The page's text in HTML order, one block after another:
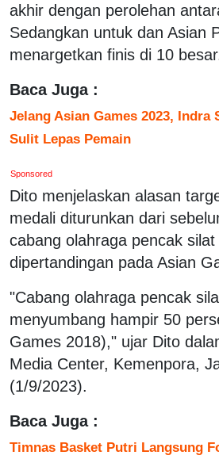
akhir dengan perolehan
Sedangkan untuk dan Asian
menargetkan finis di 10
Baca Juga :
Jelang Asian Games 2023,
Sulit Lepas Pemain
Sponsored
Dito menjelaskan alasan
medali diturunkan dari
cabang olahraga pencak silat
dipertandingan pada Asian
"Cabang olahraga pencak
menyumbang hampir 50
Games 2018)," ujar Dito
Media Center, Kemenpora,
(1/9/2023).
Baca Juga :
Timnas Basket Putri Langsung